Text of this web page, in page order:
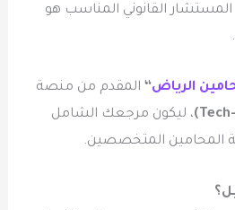
المستشار القانوني المناسب هو
الرياض“ المقدم من منصة
، ليكون مرجعك الشامل
المحامين المتخصصين.